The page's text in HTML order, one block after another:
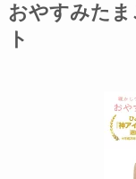
おやすみた
ト